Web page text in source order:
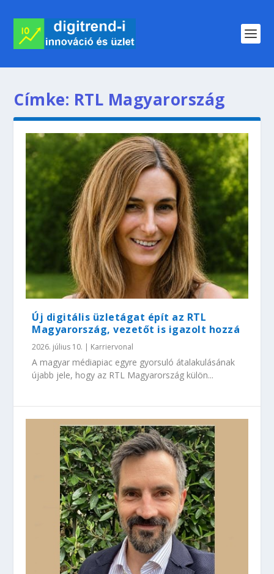
Címke: RTL Magyarország
Új digitális üzletágat épít az RTL
Magyarország, vezetőt is igazolt hozzá
2026. július 10. | Karriervonal
A magyar médiapiac egyre gyorsuló átalakulásának
újabb jele, hogy az RTL Magyarország külön...